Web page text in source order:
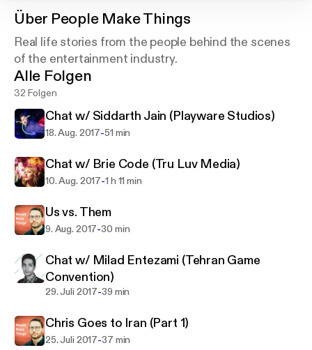
Über People Make Things
Real life stories from the people behind the scenes
of the entertainment industry.
Alle Folgen
32 Folgen
Chat w/ Siddarth Jain (Playware Studios)
18. Aug. 2017-51 min
Chat w/ Brie Code (Tru Luv Media)
10. Aug. 2017-1 h 11 min
Us vs. Them
9. Aug. 2017-30 min
Chat w/ Milad Entezami (Tehran Game
Convention)
29. Juli 2017-39 min
Chris Goes to Iran (Part 1)
25. Juli 2017-37 min